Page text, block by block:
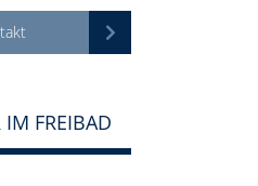
IM FREIBAD